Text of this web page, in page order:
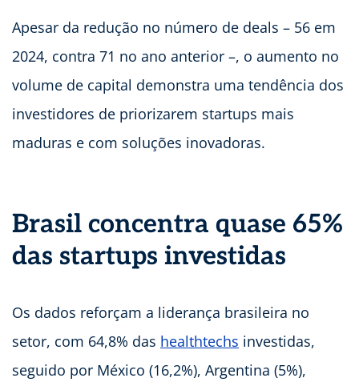
Apesar da redução no número de deals – 56 em
2024, contra 71 no ano anterior –, o aumento no
volume de capital demonstra uma tendência dos
investidores de priorizarem startups mais
maduras e com soluções inovadoras.
Brasil concentra quase 65%
das startups investidas
Os dados reforçam a liderança brasileira no
setor, com 64,8% das healthtechs investidas,
seguido por México (16,2%), Argentina (5%),